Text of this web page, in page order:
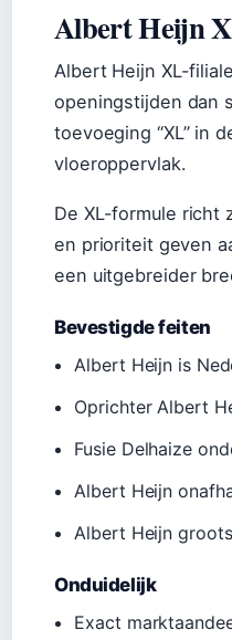
Albert Heijn
Albert Heijn XL-
openingstijden dan
toevoeging “XL” in
vloeroppervlak.
De XL-formule richt
en prioriteit geven
een uitgebreider
Bevestigde feiten
Albert Heijn is
Oprichter Albert
Fusie Delhaize
Albert Heijn
Albert Heijn
Onduidelijk
Exact